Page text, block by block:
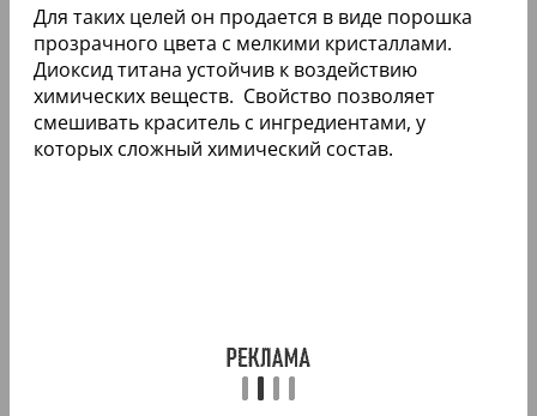
Для таких целей он продается в виде порошка
прозрачного цвета с мелкими кристаллами.
Диоксид титана устойчив к воздействию
химических веществ. Свойство позволяет
смешивать краситель с ингредиентами, у
которых сложный химический состав.